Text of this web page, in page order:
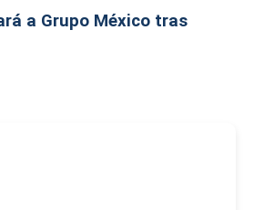
a Grupo México tras